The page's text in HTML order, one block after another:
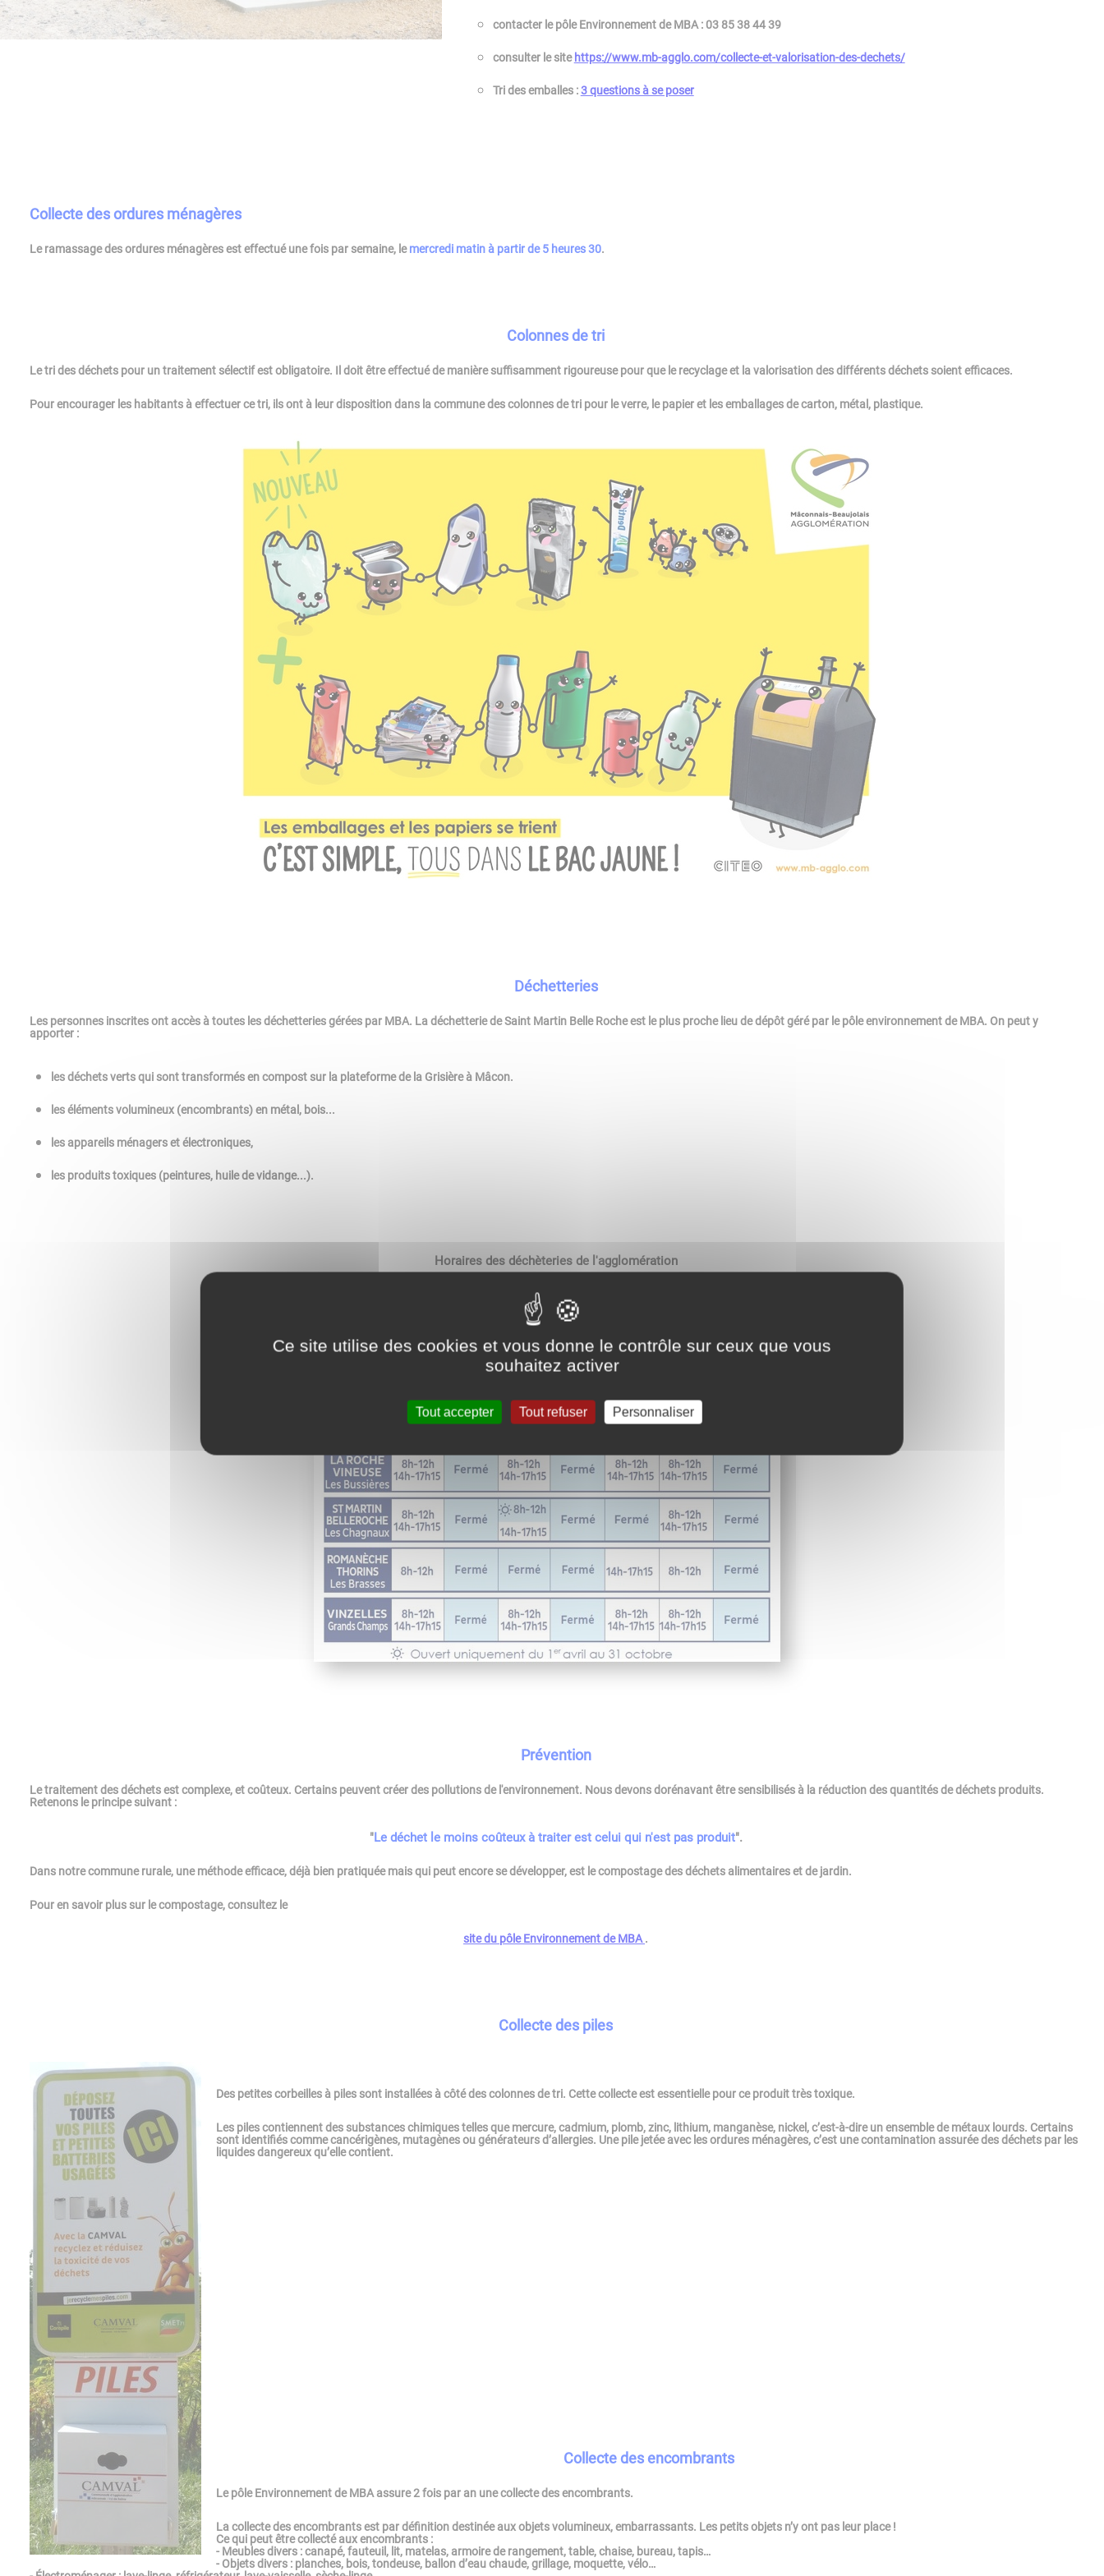
contacter le pôle Environnement de MBA : 03 85 38 44 39
consulter le site https://www.mb-agglo.com/collecte-et-valorisation-des-dechets/
Tri des emballes :3 questions à se poser
Collecte des ordures ménagères
Le ramassage des ordures ménagères est effectué une fois par semaine, lemercredi matin à partir de 5 heures 30.
Colonnes de tri
Le tri des déchets pour un traitement sélectif est obligatoire. Il doit être effectué de manière suffisamment rigoureuse pour que le recyclage et la valorisation des différents déchets soient efficaces.
Pour encourager les habitants à effectuer ce tri, ils ont à leur disposition dans la commune des colonnes de tri pour le verre, le papier et les emballages de carton, métal, plastique.
Déchetteries
Les personnes inscrites ont accès à toutes les déchetteries gérées par MBA. La déchetterie de Saint Martin Belle Roche est le plus proche lieu de dépôt géré par le pôle environnement de MBA. On peut y
apporter :
les déchets verts qui sont transformés en compost sur la plateforme de la Grisière à Mâcon.
les éléments volumineux (encombrants) en métal, bois...
les appareils ménagers et électroniques,
les produits toxiques (peintures, huile de vidange...).
Horaires des déchèteries de l'agglomération
Prévention
Le traitement des déchets est complexe, et coûteux. Certains peuvent créer des pollutions de l'environnement. Nous devons dorénavant être sensibilisés à la réduction des quantités de déchets produits.
Retenons le principe suivant :
"Le déchet le moins coûteux à traiter est celui qui n'est pas produit".
Dans notre commune rurale, une méthode efficace, déjà bien pratiquée mais qui peut encore se développer, est le compostage des déchets alimentaires et de jardin.
Pour en savoir plus sur le compostage, consultez le
site du pôle Environnement de MBA .
Collecte des piles
Des petites corbeilles à piles sont installées à côté des colonnes de tri. Cette collecte est essentielle pour ce produit très toxique.
Les piles contiennent des substances chimiques telles que mercure, cadmium, plomb, zinc, lithium, manganèse, nickel, c’est-à-dire un ensemble de métaux lourds. Certains
sont identifiés comme cancérigènes, mutagènes ou générateurs d’allergies. Une pile jetée avec les ordures ménagères, c’est une contamination assurée des déchets par les
liquides dangereux qu’elle contient.
Collecte des encombrants
Le pôle Environnement de MBA assure 2 fois par an une collecte des encombrants.
La collecte des encombrants est par définition destinée aux objets volumineux, embarrassants. Les petits objets n’y ont pas leur place !
Ce qui peut être collecté aux encombrants :
- Meubles divers : canapé, fauteuil, lit, matelas, armoire de rangement, table, chaise, bureau, tapis…
- Objets divers : planches, bois, tondeuse, ballon d’eau chaude, grillage, moquette, vélo…
Ce site utilise des cookies et vous donne le contrôle sur ceux que vous
souhaitez activer
Tout accepter Tout refuser Personnaliser